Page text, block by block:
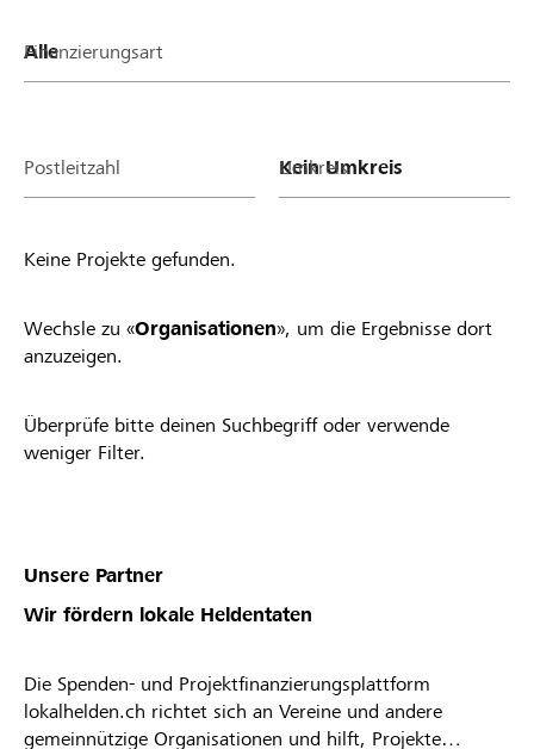
Finanzierungsart
Postleitzahl Umkreis
Keine Projekte gefunden.
Wechsle zu «Organisationen», um die Ergebnisse dort
anzuzeigen.
Überprüfe bitte deinen Suchbegriff oder verwende
weniger Filter.
Unsere Partner
Wir fördern lokale Heldentaten
Die Spenden- und Projektfinanzierungsplattform
lokalhelden.ch richtet sich an Vereine und andere
gemeinnützige Organisationen und hilft, Projekte